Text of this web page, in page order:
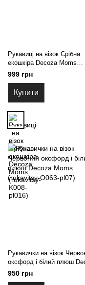
Рукавиці на візок Срібна
екошкіра Decoza Moms
(rukavitsy-K008-pl016)
999 грн
Купити
Рукавички на візок
оксфорд і білий плюш
Moms (rukavitsy-О063-pl07)
950 грн